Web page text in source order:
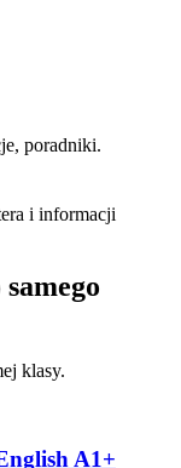
poradniki.
i informacji
klasy.
A1+